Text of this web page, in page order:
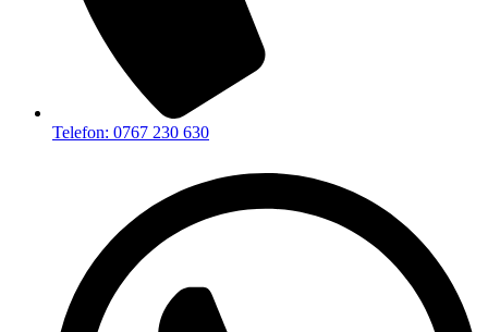
Telefon: 0767 230 630